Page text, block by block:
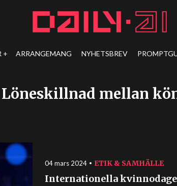
ARRANGEMANG NYHETSBREV
Löneskillnad mellan
04 mars 2024 ETIK & SAMHÄLLE
Internationella